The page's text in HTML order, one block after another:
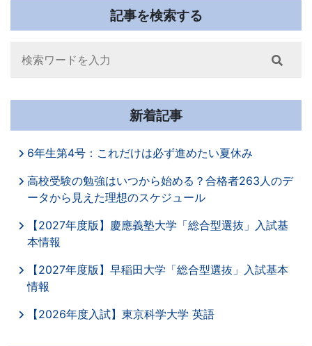
記事を検索する
Search
新着記事
6年生第4号：これだけは必ず進めたい夏休み
高校受験の勉強はいつから始める？合格者263人のデ
ータから見えた理想のスケジュール
【2027年度版】慶應義塾大学「総合型選抜」入試基
本情報
【2027年度版】早稲田大学「総合型選抜」入試基本
情報
【2026年度入試】東京科学大学 英語